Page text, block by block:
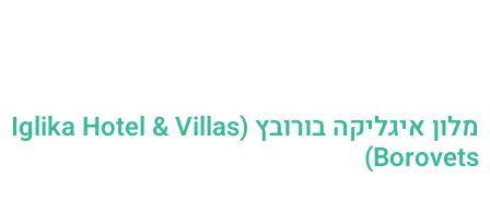
מלון איגליקה בורובץ (Iglika Hotel & Villas
Borovets)